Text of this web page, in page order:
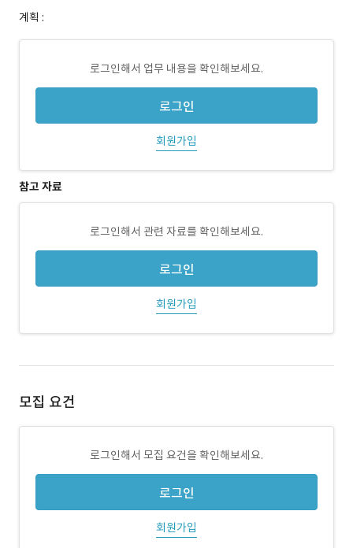
계획 :
로그인해서 업무 내용을 확인해보세요.
로그인
회원가입
참고 자료
로그인해서 관련 자료를 확인해보세요.
로그인
회원가입
모집 요건
로그인해서 모집 요건을 확인해보세요.
로그인
회원가입